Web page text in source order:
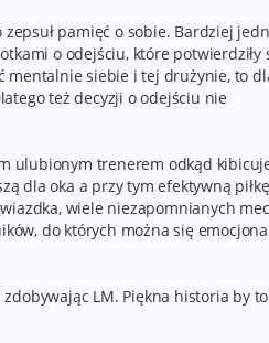
pamięć o sobie. Bardziej
o odejściu, które potwierdziły
mentalnie siebie i tej drużynie, to
też decyzji o odejściu nie
ulubionym trenerem odkąd
dla oka a przy tym efektywną
wiele niezapomnianych
do których można się
LM. Piękna historia by to